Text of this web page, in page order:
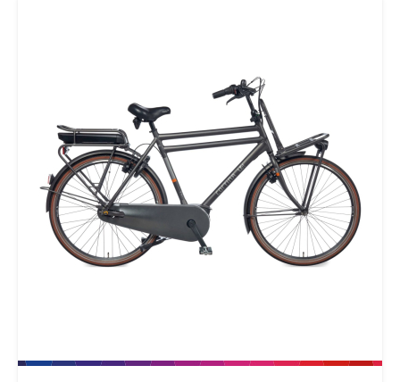
Seatpost: bySchulz incl. springs 27.2